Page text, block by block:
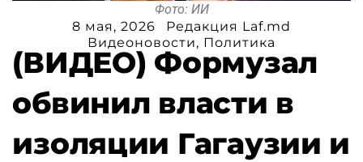
Фото: ИИ
8 мая, 2026
Редакция Laf.md
Видеоновости, Политика
(ВИДЕО) Формузал
обвинил власти в
изоляции Гагаузии и